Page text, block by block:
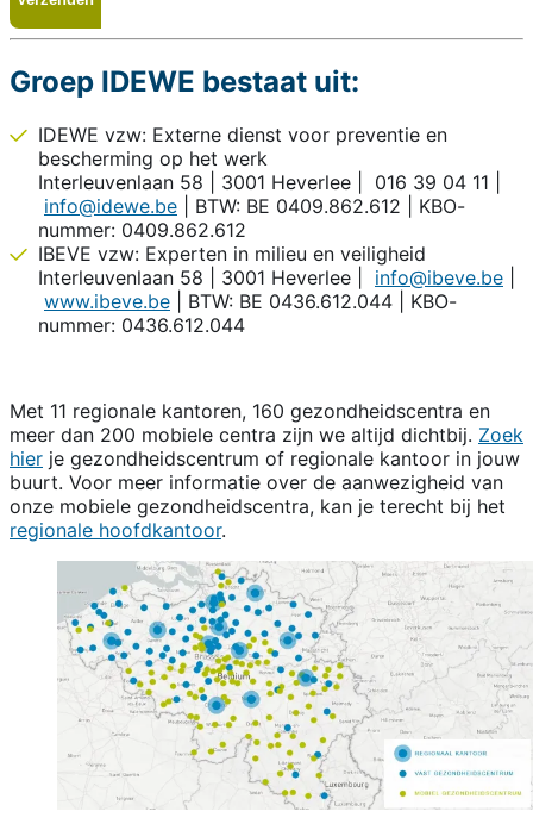
Groep IDEWE bestaat uit:
IDEWE vzw: Externe dienst voor preventie en
bescherming op het werk
Interleuvenlaan 58 | 3001 Heverlee | 016 39 04 11 |
info@idewe.be | BTW: BE 0409.862.612 | KBO-
nummer: 0409.862.612
IBEVE vzw: Experten in milieu en veiligheid
Interleuvenlaan 58 | 3001 Heverlee | info@ibeve.be
www.ibeve.be | BTW: BE 0436.612.044 | KBO-
nummer: 0436.612.044
Met 11 regionale kantoren, 160 gezondheidscentra en
meer dan 200 mobiele centra zijn we altijd dichtbij. Zoek
hier je gezondheidscentrum of regionale kantoor in jouw
buurt. Voor meer informatie over de aanwezigheid van
onze mobiele gezondheidscentra, kan je terecht bij het
regionale hoofdkantoor.